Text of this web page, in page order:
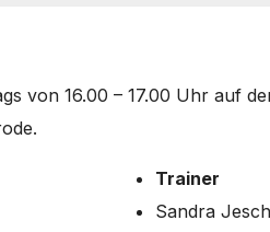
von 16.00 – 17.00 Uhr auf
Trainer
Sandra